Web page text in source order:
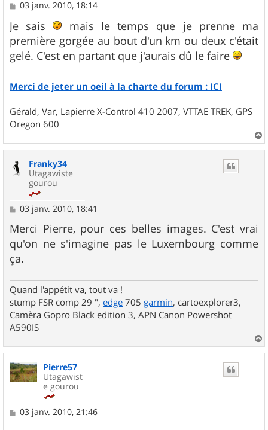
M
s
s
a
g
e
03 janv. 2010, 18:14
Je sais
mais le temps que je prenne ma
première gorgée au bout d'un km ou deux c'était
gelé. C'est en partant que j'aurais dû le faire
Merci de jeter un oeil à la charte du forum : ICI
Gérald, Var, Lapierre X-Control 410 2007, VTTAE TREK, GPS
Oregon 600
a
Franky34
Utagawiste
gourou
M
s
s
a
g
e
03 janv. 2010, 18:41
Merci Pierre, pour ces belles images. C'est vrai
qu'on ne s'imagine pas le Luxembourg comme
ça.
Quand l'appétit va, tout va !
stump FSR comp 29 ", edge 705 garmin, cartoexplorer3,
Camèra Gopro Black edition 3, APN Canon Powershot
A590IS
a
u
Pierre57
Utagawist
e gourou
M
03 janv. 2010, 21:46